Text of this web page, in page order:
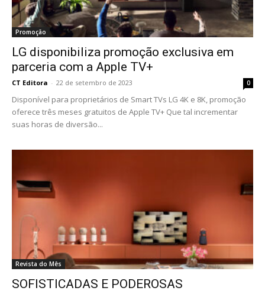
Promoção
LG disponibiliza promoção exclusiva em
parceria com a Apple TV+
CT Editora - 22 de setembro de 2023 0
Disponível para proprietários de Smart TVs LG 4K e 8K, promoção
oferece três meses gratuitos de Apple TV+ Que tal incrementar
suas horas de diversão...
Revista do Mês
SOFISTICADAS E PODEROSAS